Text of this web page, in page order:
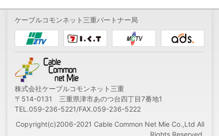
ケーブルコモンネット三重パートナー局
株式会社ケーブルコモンネット三重
〒514-0131 三重県津市あのつ台四丁目7番地1
TEL.059-236-5221/FAX.059-236-5222
Copyright(c)2006-2021 Cable Common Net Mie Co.,Ltd All
Rights Reserved.